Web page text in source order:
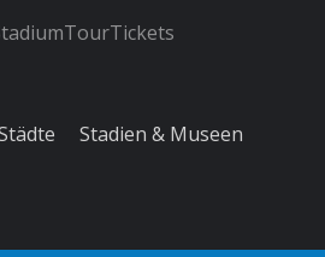
Stadien & Museen